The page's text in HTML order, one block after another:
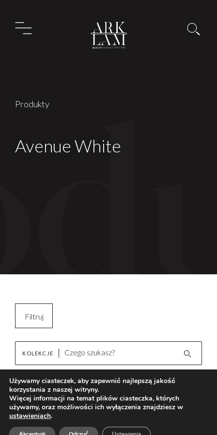
Produkty
Avenue White
Filtruj
Kopiuj filtry
Wyczyść filtr
Avenue White
AKTUALNOŚCI
KOLEKCJE
Brak wyników
Używamy ciasteczek, aby zapewnić najlepszą jakość
korzystania z naszej witryny.
Więcej informacji na temat plików ciasteczka, których
używamy, oraz możliwości ich wyłączenia znajdziesz w
ustawieniach.